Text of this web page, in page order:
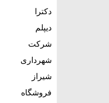
دکترا
دیپلم
شرکت
شهرداری
شیراز
فروشگاه